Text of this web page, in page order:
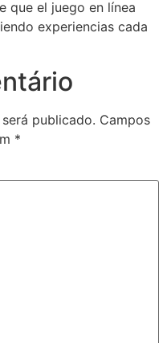
que el juego en línea
experiencias cada
publicado. Campos
*